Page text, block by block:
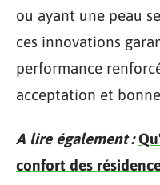
ou ayant une peau
ces innovations
performance
acceptation et
A lire également :
confort des